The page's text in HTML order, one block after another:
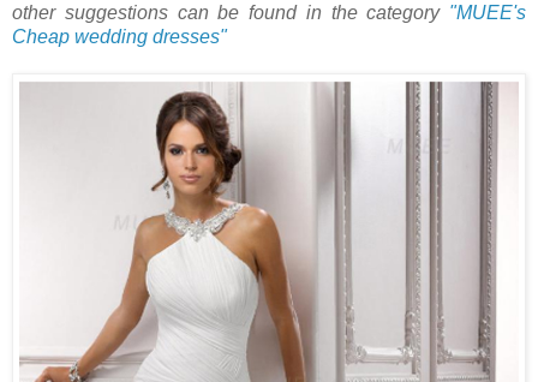
other suggestions can be found in the category "MUEE's
Cheap wedding dresses"